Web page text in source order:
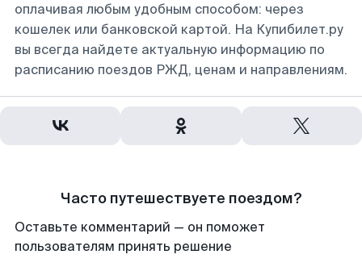
оплачивая любым удобным способом: через
кошелек или банковской картой. На Купибилет.ру
вы всегда найдете актуальную информацию по
расписанию поездов РЖД, ценам и направлениям.
Часто путешествуете поездом?
Оставьте комментарий — он поможет
пользователям принять решение